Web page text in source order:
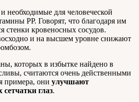
необходимые для человеческой
РР. Говорят, что благодаря им
стенки кровеносных сосудов.
и на высшем уровне снижают
которых в избытке найдено в
считаются очень действенными
примера, они улучшают
глаз.